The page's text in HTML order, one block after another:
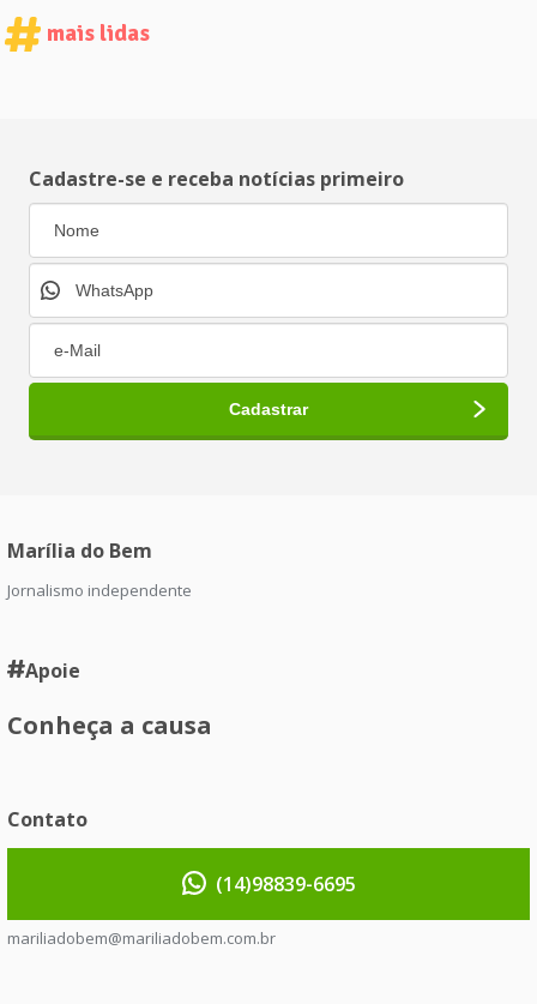
mais lidas
Cadastre-se e receba notícias primeiro
Marília do Bem
Jornalismo independente
Apoie
Conheça a causa
Contato
(14)98839-6695
mariliadobem@mariliadobem.com.br